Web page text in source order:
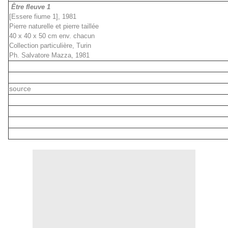
Être fleuve 1
[Essere fiume 1], 1981
Pierre naturelle et pierre taillée
40 x 40 x 50 cm env. chacun
Collection particulière, Turin
Ph. Salvatore Mazza, 1981
source